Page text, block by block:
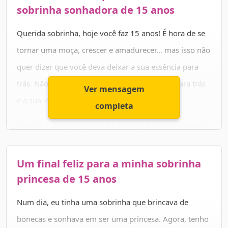
tantas outras pelo mundo inteiro.
Meus parabéns pelo seu dia e pelo brilho que você
espalha pelo seu caminho! Você é uma menina linda e
muito amada, nunca se esqueça disso. Felicidades para
você, sobrinha! ✨🎉👑💗
sobrinha sonhadora de 15 anos
Querida sobrinha, hoje você faz 15 anos! É hora de se
tornar uma moça, crescer e amadurecer… mas isso não
quer dizer que você deva deixar a sua essência para
trás. Não tenha pressa para deixar a infância para trás
do mundo e das pessoas. O mais importante sobre
crescer é saber preservar seus valores e lembrar de
Por isso, minha linda, nesta data especial, só quero que
Ver mensagem
completa
Um final feliz para a minha sobrinha
princesa de 15 anos
Num dia, eu tinha uma sobrinha que brincava de
bonecas e sonhava em ser uma princesa. Agora, tenho